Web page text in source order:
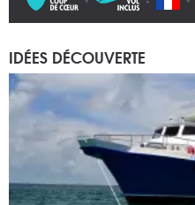
IDÉES DÉCOUVERTE